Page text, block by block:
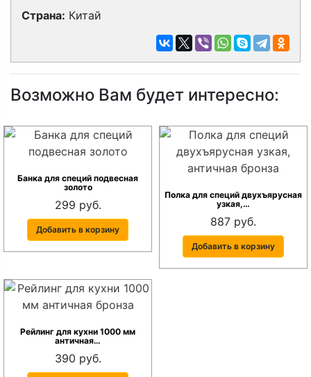
Страна: Китай
Возможно Вам будет интересно:
Банка для специй подвесная
золото
299 руб.
Добавить в корзину
Полка для специй двухъярусная
узкая,…
887 руб.
Добавить в корзину
Рейлинг для кухни 1000 мм
античная…
390 руб.